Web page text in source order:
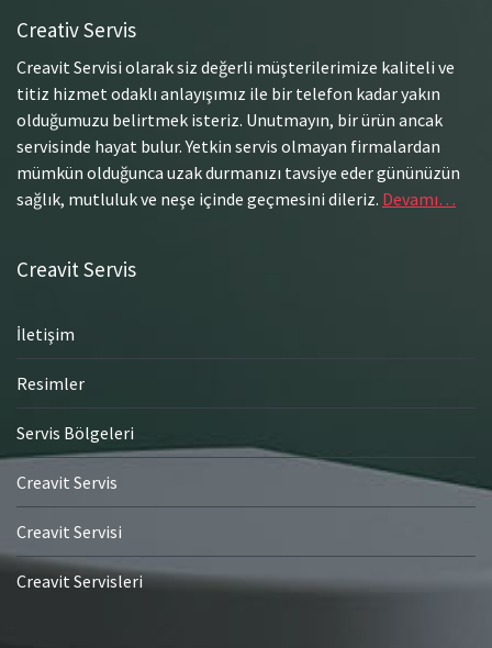
Creativ Servis
Creavit Servisi olarak siz değerli müşterilerimize kaliteli ve
titiz hizmet odaklı anlayışımız ile bir telefon kadar yakın
olduğumuzu belirtmek isteriz. Unutmayın, bir ürün ancak
servisinde hayat bulur. Yetkin servis olmayan firmalardan
mümkün olduğunca uzak durmanızı tavsiye eder gününüzün
sağlık, mutluluk ve neşe içinde geçmesini dileriz. Devamı…
Creavit Servis
İletişim
Resimler
Servis Bölgeleri
Creavit Servis
Creavit Servisi
Creavit Servisleri